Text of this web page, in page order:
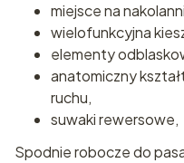
miejsce na
wielofunkcyjna
elementy
anatomiczny
ruchu,
suwaki rewersowe,
Spodnie robocze do